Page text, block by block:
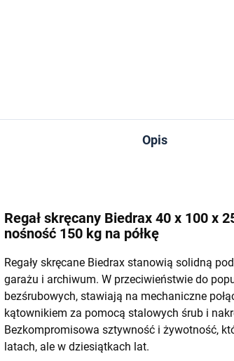
Opis
Regał skręcany Biedrax 40 x 100 x
nośność 150 kg na półkę
Regały skręcane Biedrax stanowią solidną
garażu i archiwum. W przeciwieństwie do
bezśrubowych, stawiają na mechaniczne
kątownikiem za pomocą stalowych śrub i
Bezkompromisowa sztywność i żywotność,
latach, ale w dziesiątkach lat.